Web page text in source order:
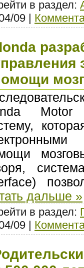
в раздел:
09 |
Motor
дальше »
в раздел:
09 |